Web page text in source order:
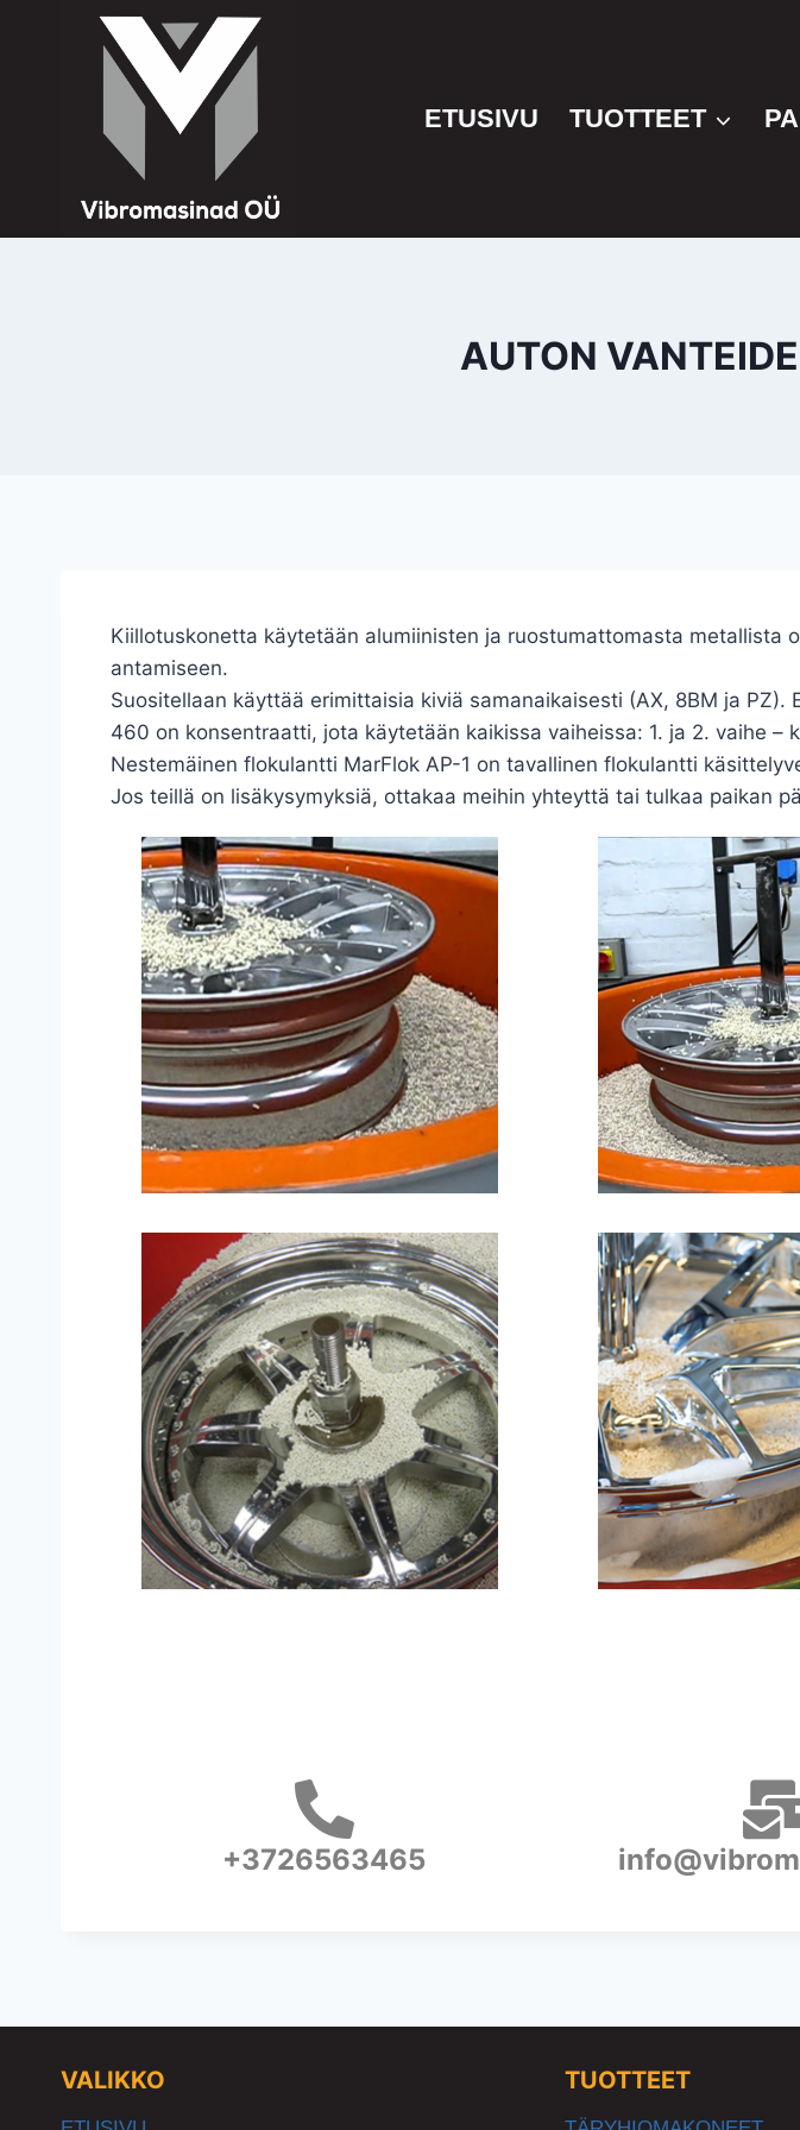
ETUSIVU TUOTTEET
AUTON
Kiillotuskonetta käytetään alumiinisten ja ruostumattomasta metallista
antamiseen.
Suositellaan käyttää erimittaisia kiviä samanaikaisesti (AX, 8BM ja
460 on konsentraatti, jota käytetään kaikissa vaiheissa: 1. ja 2. vaihe –
Nestemäinen flokulantti MarFlok AP-1 on tavallinen flokulantti
Jos teillä on lisäkysymyksiä, ottakaa meihin yhteyttä tai tulkaa paikan
+3726563465
VALIKKO TUOTTEET